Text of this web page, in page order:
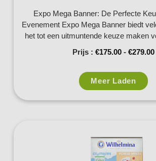
Expo Mega Banner: De Perfecte
Evenement Expo Mega Banner biedt
het tot een uitmuntende keuze maken
Prijs : €175.00 - €279.00
Meer Laden